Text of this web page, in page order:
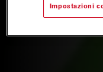
Impostazioni